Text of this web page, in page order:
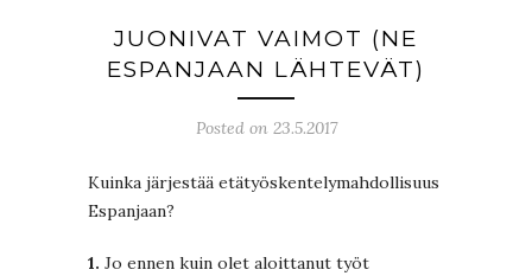
JUONIVAT VAIMOT (NE
ESPANJAAN LÄHTEVÄT)
Posted on 23.5.2017
Kuinka järjestää etätyöskentelymahdollisuus
Espanjaan?
1. Jo ennen kuin olet aloittanut työt